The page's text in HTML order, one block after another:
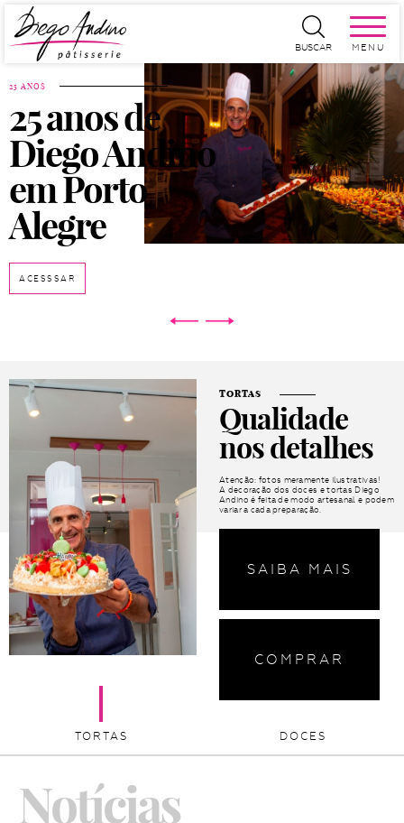
BUSCAR MENU
25 ANOS
25 anos de
Diego Andino
em Porto
Alegre
ACESSSAR
TORTAS
Qualidade
nos detalhes
Atenção: fotos meramente ilustrativas!
​A decoração dos doces e tortas Diego
Andino é feita de modo artesanal e podem
variar a cada preparação.
SAIBA MAIS
COMPRAR
TORTAS DOCES
Notícias